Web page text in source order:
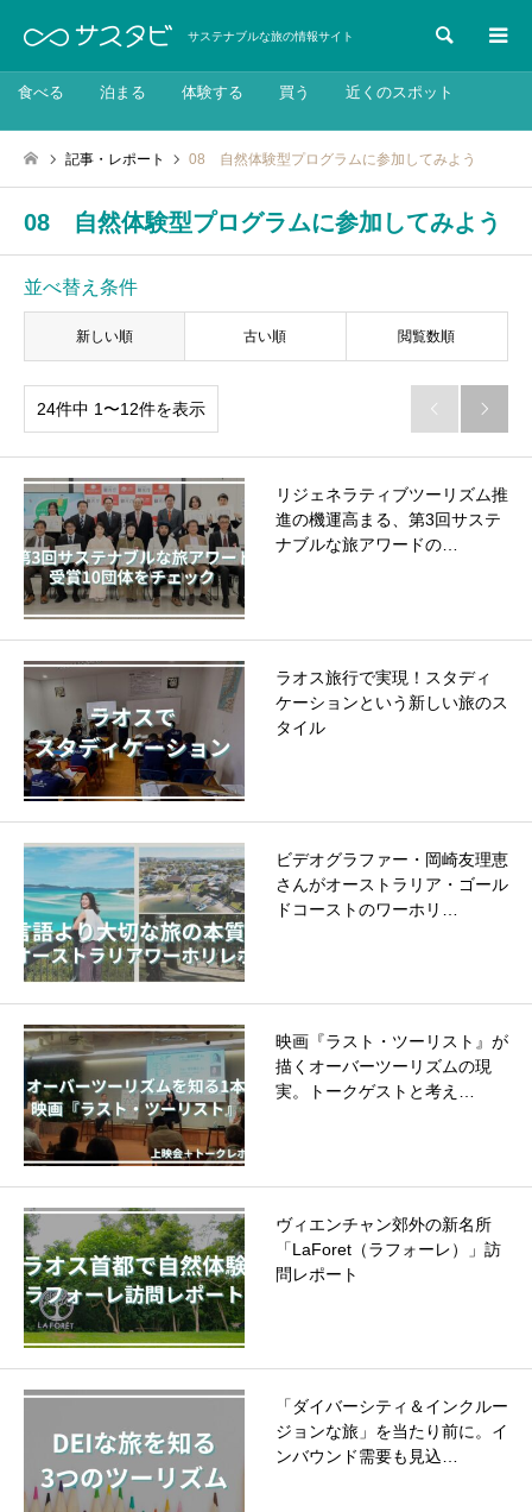
サステナブルな旅の情報サイト 検索
食べる 泊まる 体験する 買う 近くのスポット
記事・レポート 08 自然体験型プログラムに参加してみよう
08 自然体験型プログラムに参加してみよう
並べ替え条件
新しい順 古い順 閲覧数順
24件中 1〜12件を表示  
リジェネラティブツーリズム推
進の機運高まる、第3回サステ
ナブルな旅アワードの…
ラオス旅行で実現！スタディ
ケーションという新しい旅のス
タイル
ビデオグラファー・岡崎友理恵
さんがオーストラリア・ゴール
ドコーストのワーホリ…
映画『ラスト・ツーリスト』が
描くオーバーツーリズムの現
実。トークゲストと考え…
ヴィエンチャン郊外の新名所
「LaForet（ラフォーレ）」訪
問レポート
「ダイバーシティ＆インクルー
ジョンな旅」を当たり前に。イ
ンバウンド需要も見込…